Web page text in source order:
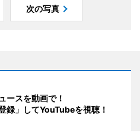
次の写真
ースを動画で！
録」してYouTubeを視聴！